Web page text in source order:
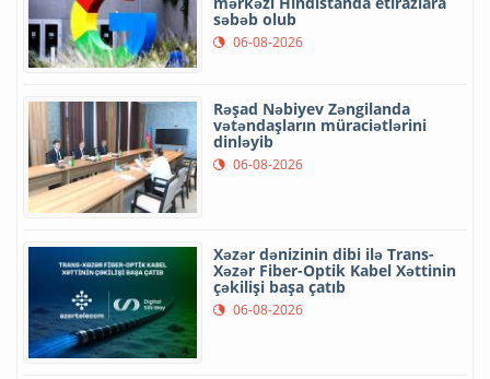
səbəb olub
06-08-2026
Rəşad Nəbiyev Zəngilanda
vətəndaşların müraciətlərini
dinləyib
06-08-2026
Xəzər dənizinin dibi ilə Trans-
Xəzər Fiber-Optik Kabel Xəttinin
çəkilişi başa çatıb
06-08-2026